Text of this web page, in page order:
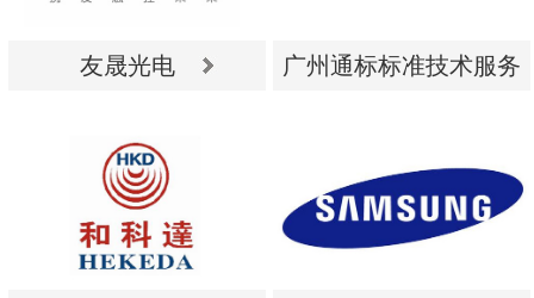
友晟光电
友晟光电
广州通标标准技术服务
广州通标标准技术服务
有限公司